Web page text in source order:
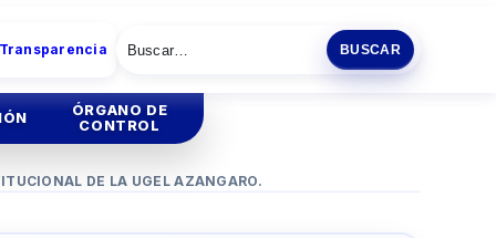
BUSCAR
Institucional
ÓRGANO DE
CONTROL
DE LA UGEL AZANGARO.